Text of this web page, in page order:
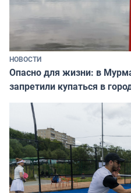
НОВОСТИ
Опасно для жизни: в
запретили купаться в